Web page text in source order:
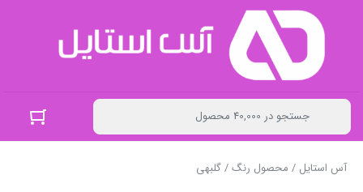
آس استایل / محصول رنگ / گلبهی